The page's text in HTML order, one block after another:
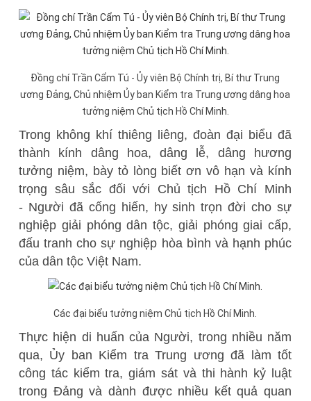
Đồng chí Trần Cẩm Tú - Ủy viên Bộ Chính trị, Bí thư Trung
ương Đảng, Chủ nhiệm Ủy ban Kiểm tra Trung ương dâng hoa
tưởng niệm Chủ tịch Hồ Chí Minh.
Trong không khí thiêng liêng, đoàn đại biểu đã
thành kính dâng hoa, dâng lễ, dâng hương
tưởng niệm, bày tỏ lòng biết ơn vô hạn và kính
trọng sâu sắc đối với Chủ tịch Hồ Chí Minh
- Người đã cống hiến, hy sinh trọn đời cho sự
nghiệp giải phóng dân tộc, giải phóng giai cấp,
đấu tranh cho sự nghiệp hòa bình và hạnh phúc
của dân tộc Việt Nam.
Các đại biểu tưởng niệm Chủ tịch Hồ Chí Minh.
Thực hiện di huấn của Người, trong nhiều năm
qua, Ủy ban Kiểm tra Trung ương đã làm tốt
công tác kiểm tra, giám sát và thi hành kỷ luật
trong Đảng và dành được nhiều kết quả quan